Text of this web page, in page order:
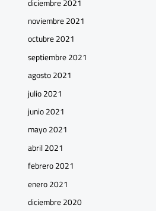
noviembre 2021
octubre 2021
septiembre 2021
agosto 2021
julio 2021
junio 2021
mayo 2021
abril 2021
febrero 2021
enero 2021
diciembre 2020